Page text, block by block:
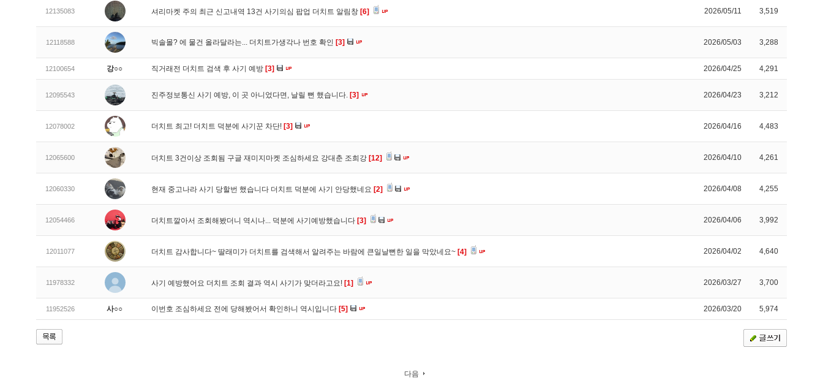
12135083 셔리마켓 주의 최근 신고내역 13건 사기의심 팝업 더치트 알림창 [6] 2026/05/11 3,519
12118588 빅솔몰? 에 물건 올라달라는... 더치트가생각나 번호 확인 [3] 2026/05/03 3,288
12100654 강○○ 직거래전 더치트 검색 후 사기 예방 [3] 2026/04/25 4,291
12095543 진주정보통신 사기 예방, 이 곳 아니었다면, 날릴 뻔 했습니다. [3] 2026/04/23 3,212
12078002 더치트 최고! 더치트 덕분에 사기꾼 차단! [3] 2026/04/16 4,483
12065600 더치트 3건이상 조회됨 구글 재미지마켓 조심하세요 강대춘 조희강 [12] 2026/04/10 4,261
12060330 현재 중고나라 사기 당할번 했습니다 더치트 덕분에 사기 안당했네요 [2] 2026/04/08 4,255
12054466 더치트깔아서 조회해봤더니 역시나... 덕분에 사기예방했습니다 [3] 2026/04/06 3,992
12011077 더치트 감사합니다~ 딸래미가 더치트를 검색해서 알려주는 바람에 큰일날뻔한 일을 막았네요~ [4] 2026/04/02 4,640
11978332 사기 예방했어요 더치트 조회 결과 역시 사기가 맞더라고요! [1] 2026/03/27 3,700
11952526 사○○ 이번호 조심하세요 전에 당해봤어서 확인하니 역시입니다 [5] 2026/03/20 5,974
다음